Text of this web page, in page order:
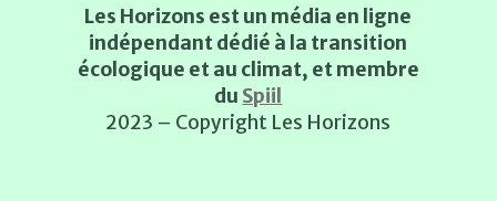
Les Horizons est un média en ligne
indépendant dédié à la transition
écologique et au climat, et membre
du Spiil
2023 – Copyright Les Horizons